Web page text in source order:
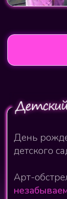
Хотите
Погрузитесь в
детства, ярких
развлечься и
которые